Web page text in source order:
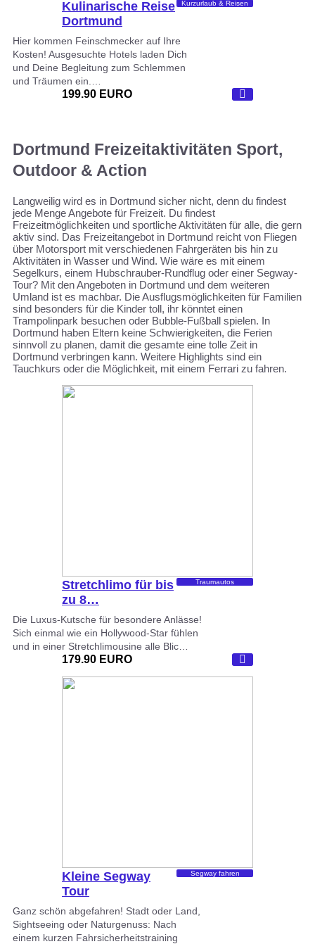
Kulinarische Reise
Dortmund
Kurzurlaub & Reisen
Hier kommen Feinschmecker auf Ihre
Kosten! Ausgesuchte Hotels laden Dich
und Deine Begleitung zum Schlemmen
und Träumen ein.…
199.90 EURO
Dortmund Freizeitaktivitäten Sport,
Outdoor & Action
Langweilig wird es in Dortmund sicher nicht, denn du findest
jede Menge Angebote für Freizeit. Du findest
Freizeitmöglichkeiten und sportliche Aktivitäten für alle, die gern
aktiv sind. Das Freizeitangebot in Dortmund reicht von Fliegen
über Motorsport mit verschiedenen Fahrgeräten bis hin zu
Aktivitäten in Wasser und Wind. Wie wäre es mit einem
Segelkurs, einem Hubschrauber-Rundflug oder einer Segway-
Tour? Mit den Angeboten in Dortmund und dem weiteren
Umland ist es machbar. Die Ausflugsmöglichkeiten für Familien
sind besonders für die Kinder toll, ihr könntet einen
Trampolinpark besuchen oder Bubble-Fußball spielen. In
Dortmund haben Eltern keine Schwierigkeiten, die Ferien
sinnvoll zu planen, damit die gesamte eine tolle Zeit in
Dortmund verbringen kann. Weitere Highlights sind ein
Tauchkurs oder die Möglichkeit, mit einem Ferrari zu fahren.
Stretchlimo für bis
zu 8…
Traumautos
Die Luxus-Kutsche für besondere Anlässe!
Sich einmal wie ein Hollywood-Star fühlen
und in einer Stretchlimousine alle Blic…
179.90 EURO
Kleine Segway
Tour
Segway fahren
Ganz schön abgefahren! Stadt oder Land,
Sightseeing oder Naturgenuss: Nach
einem kurzen Fahrsicherheitstraining